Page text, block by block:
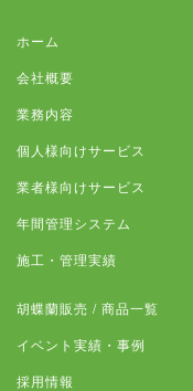
ホーム
会社概要
業務内容
個人様向けサービス
業者様向けサービス
年間管理システム
施工・管理実績
胡蝶蘭販売 / 商品一覧
イベント実績・事例
採用情報